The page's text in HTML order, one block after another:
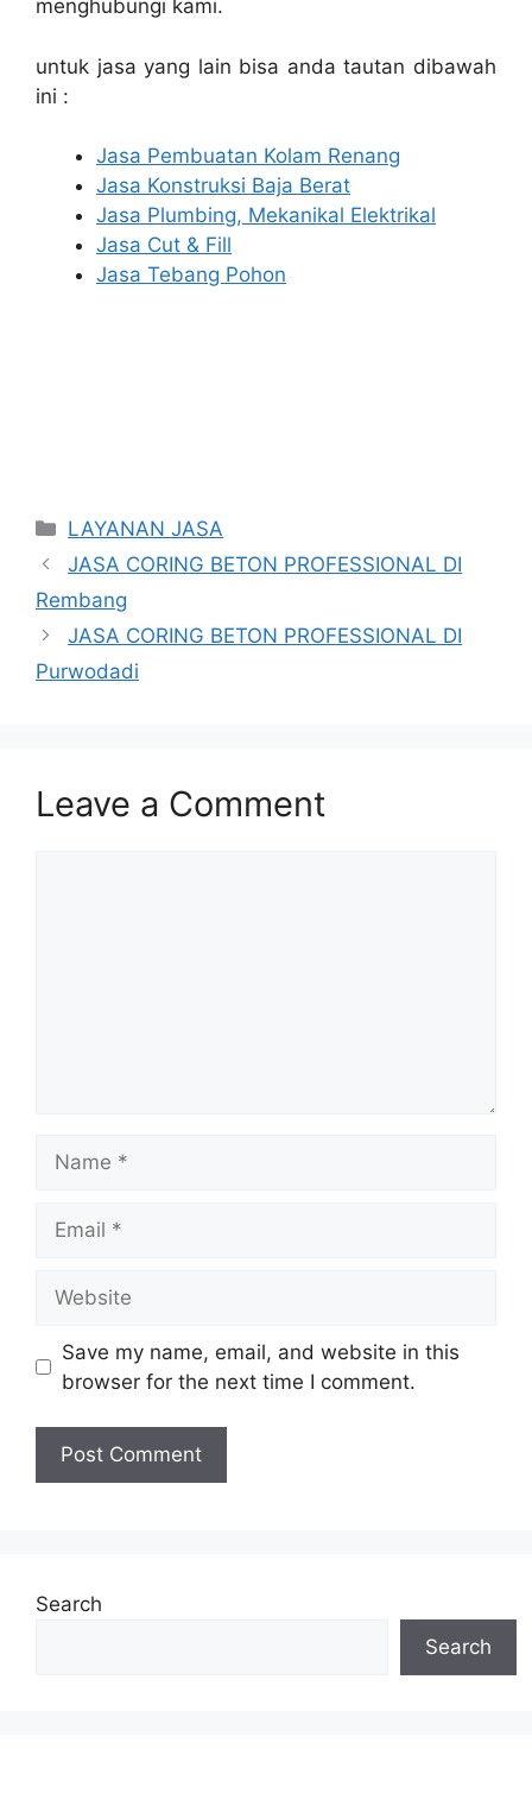
menghubungi kami.
untuk jasa yang lain bisa anda tautan dibawah
ini :
Jasa Pembuatan Kolam Renang
Jasa Konstruksi Baja Berat
Jasa Plumbing, Mekanikal Elektrikal
Jasa Cut & Fill
Jasa Tebang Pohon
Categories
LAYANAN JASA
JASA CORING BETON PROFESSIONAL DI
Rembang
JASA CORING BETON PROFESSIONAL DI
Purwodadi
Leave a Comment
Save my name, email, and website in this
browser for the next time I comment.
Search
Search